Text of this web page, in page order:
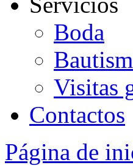
Boda
Visitas
Contactos
Página de